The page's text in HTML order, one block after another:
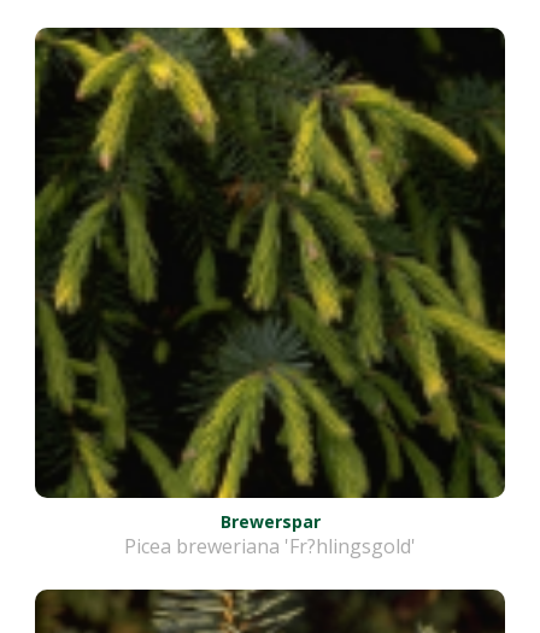
Brewerspar
Picea breweriana 'Fr?hlingsgold'